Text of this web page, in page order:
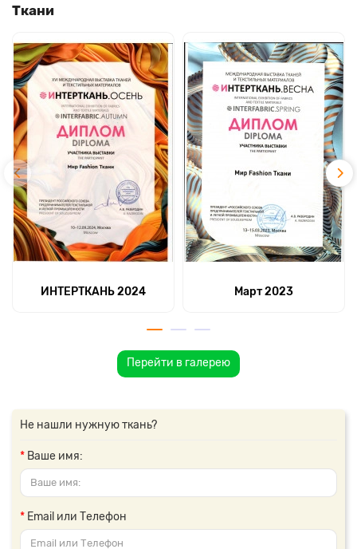
Ткани
ИНТЕРТКАНЬ 2024 Март 2023
Перейти в галерею
Не нашли нужную ткань?
Ваше имя:
Email или Телефон